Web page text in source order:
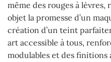
même des rouges à lèvres,
objet la promesse d’un
création d’un teint
art accessible à tous,
modulables et des finitions